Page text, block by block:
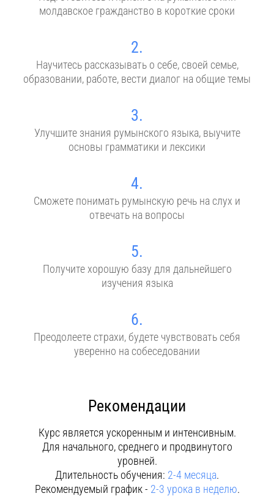
молдавское гражданство в короткие сроки
2.
Научитесь рассказывать о себе, своей семье,
образовании, работе, вести диалог на общие темы
3.
Улучшите знания румынского языка, выучите
основы грамматики и лексики
4.
Сможете понимать румынскую речь на слух и
отвечать на вопросы
5.
Получите хорошую базу для дальнейшего
изучения языка
6.
Преодолеете страхи, будете чувствовать себя
уверенно на собеседовании
Рекомендации
Курс является ускоренным и интенсивным.
Для начального, среднего и продвинутого
уровней.
Длительность обучения: 2-4 месяца.
Рекомендуемый график - 2-3 урока в неделю.